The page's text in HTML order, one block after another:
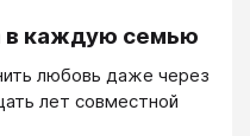
в каждую семью
любовь даже через
лет совместной